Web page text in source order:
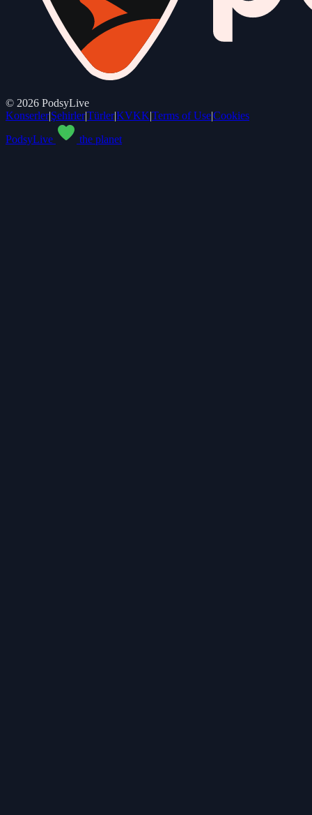
© 2026 PodsyLive
Konserler|Şehirler|Türler|KVKK|Terms of Use|Cookies
PodsyLive
the planet